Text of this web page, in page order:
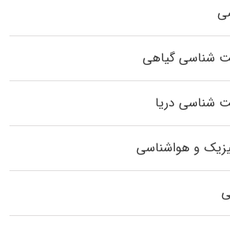
شناسی گیاهی
شناسی دریا
و هواشناسی